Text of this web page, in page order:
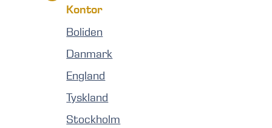
Kontor
Boliden
Danmark
England
Tyskland
Stockholm